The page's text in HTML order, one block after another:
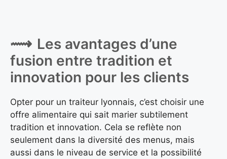
Les avantages d’une
fusion entre tradition et
innovation pour les clients
Opter pour un traiteur lyonnais, c’est choisir une
offre alimentaire qui sait marier subtilement
tradition et innovation. Cela se reflète non
seulement dans la diversité des menus, mais
aussi dans le niveau de service et la possibilité